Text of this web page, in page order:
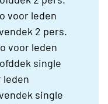
voor leden
2 pers.
voor leden
single
leden
single